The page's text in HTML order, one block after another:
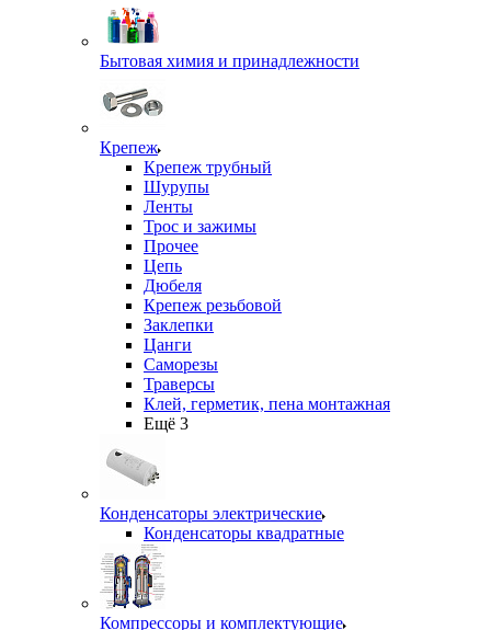
Бытовая химия и принадлежности
Крепеж
Крепеж трубный
Шурупы
Ленты
Трос и зажимы
Прочее
Цепь
Дюбеля
Крепеж резьбовой
Заклепки
Цанги
Саморезы
Траверсы
Клей, герметик, пена монтажная
Ещё 3
Конденсаторы электрические
Конденсаторы квадратные
Компрессоры и комплектующие